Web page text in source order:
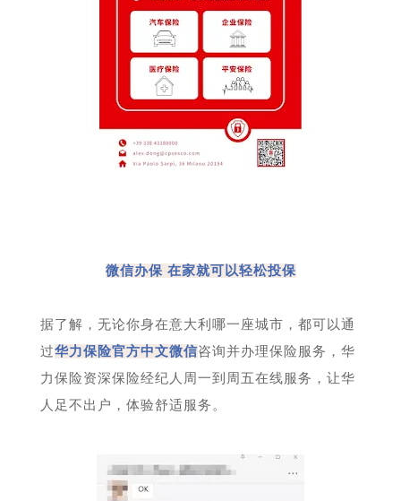
微信办保 在家就可以轻松投保
据了解，无论你身在意大利哪一座城市，都可以通
过华力保险官方中文微信咨询并办理保险服务，华
力保险资深保险经纪人周一到周五在线服务，让华
人足不出户，体验舒适服务。